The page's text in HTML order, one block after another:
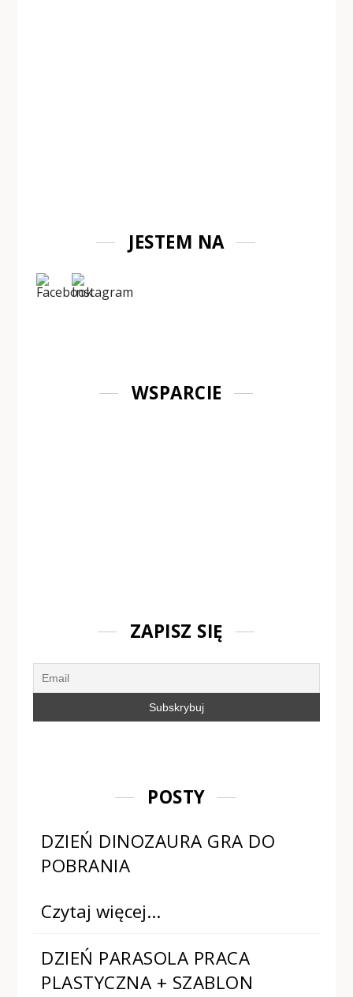
JESTEM NA
WSPARCIE
ZAPISZ SIĘ
POSTY
DZIEŃ DINOZAURA GRA DO
POBRANIA
Czytaj więcej…
DZIEŃ PARASOLA PRACA
PLASTYCZNA + SZABLON